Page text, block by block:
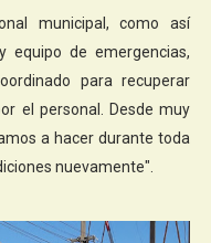
municipal, como así
equipo de emergencias,
para recuperar
el personal. Desde muy
a hacer durante toda
nuevamente".